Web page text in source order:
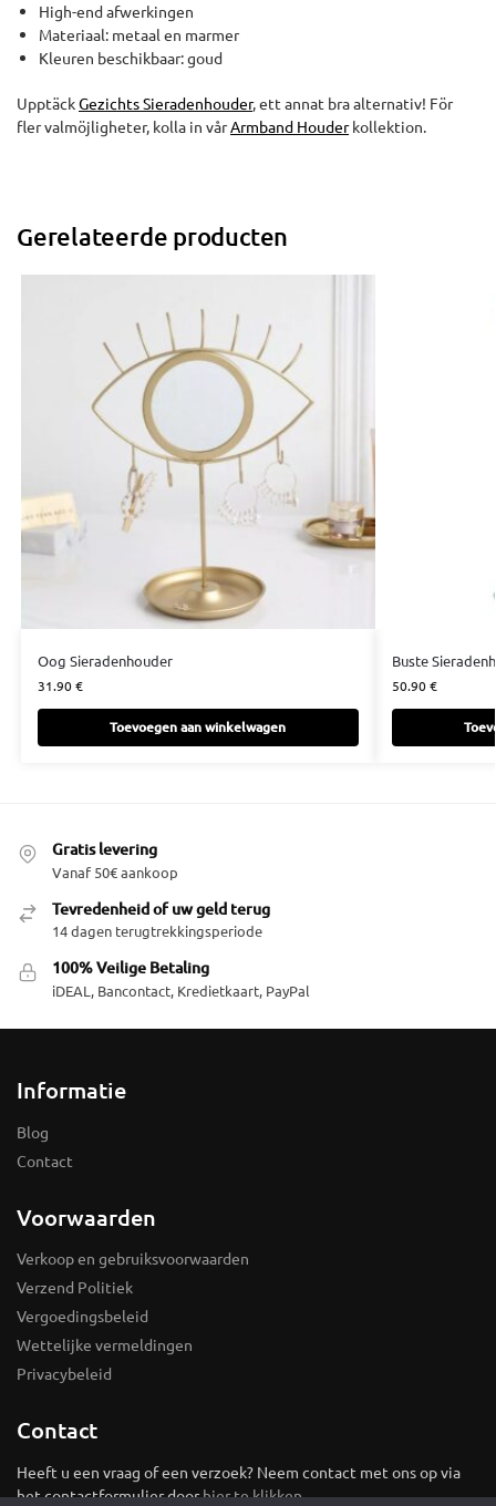
High-end afwerkingen
Materiaal: metaal en marmer
Kleuren beschikbaar: goud
UpptäckGezichts Sieradenhouder, ett annat bra alternativ! För
fler valmöjligheter, kolla in vårArmband Houderkollektion.
Gerelateerde producten
Oog Sieradenhouder
31.90€
Toevoegen aan winkelwagen
Buste
50.90€
Gratis levering
Vanaf 50€ aankoop
Tevredenheid of uw geld terug
14 dagen terugtrekkingsperiode
100% Veilige Betaling
iDEAL, Bancontact, Kredietkaart, PayPal
Informatie
Blog
Contact
Voorwaarden
Verkoop en gebruiksvoorwaarden
Verzend Politiek
Vergoedingsbeleid
Wettelijke vermeldingen
Privacybeleid
Contact
Heeft u een vraag of een verzoek? Neem contact met ons op via
het contactformulier doorhier te klikken.